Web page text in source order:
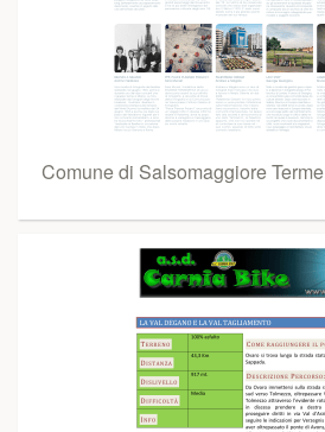
Comune di Salsomaggiore Terme